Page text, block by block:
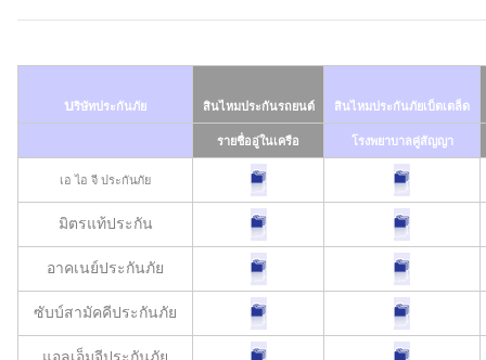
บริษัทประกันภัย สินไหมประกันรถยนต์ สินไหมประกันภัยเบ็ตเตล็ด
รายชื่ออู่ในเครือ โรงพยาบาลคู่สัญญา
เอ ไอ จี ประกันภัย
มิตรแท้ประกัน
อาคเนย์ประกันภัย
ซับบ์สามัคคีประกันภัย
แอลเอ็มจีประกันภัย